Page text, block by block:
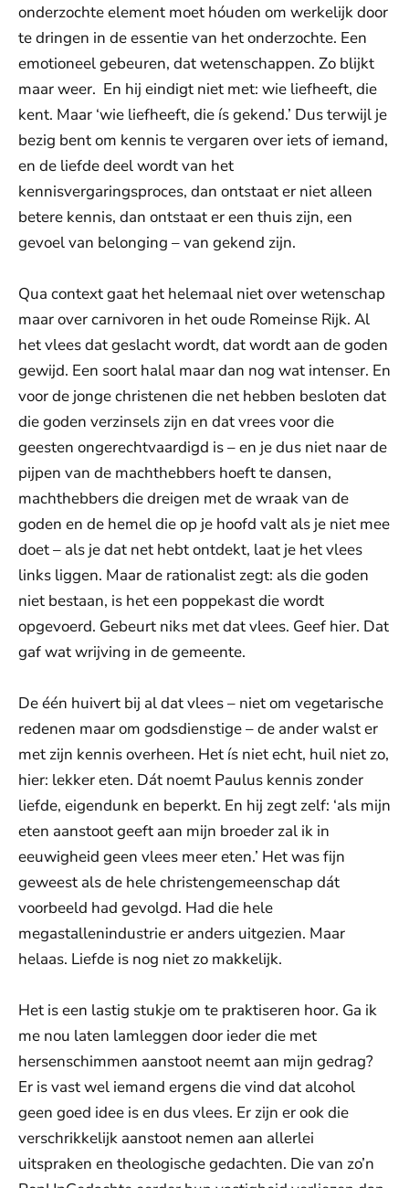
onderzochte element moet hóuden om werkelijk door
te dringen in de essentie van het onderzochte. Een
emotioneel gebeuren, dat wetenschappen. Zo blijkt
maar weer. En hij eindigt niet met: wie liefheeft, die
kent. Maar ‘wie liefheeft, die ís gekend.’ Dus terwijl je
bezig bent om kennis te vergaren over iets of iemand,
en de liefde deel wordt van het
kennisvergaringsproces, dan ontstaat er niet alleen
betere kennis, dan ontstaat er een thuis zijn, een
gevoel van belonging – van gekend zijn.
Qua context gaat het helemaal niet over wetenschap
maar over carnivoren in het oude Romeinse Rijk. Al
het vlees dat geslacht wordt, dat wordt aan de goden
gewijd. Een soort halal maar dan nog wat intenser. En
voor de jonge christenen die net hebben besloten dat
die goden verzinsels zijn en dat vrees voor die
geesten ongerechtvaardigd is – en je dus niet naar de
pijpen van de machthebbers hoeft te dansen,
machthebbers die dreigen met de wraak van de
goden en de hemel die op je hoofd valt als je niet mee
doet – als je dat net hebt ontdekt, laat je het vlees
links liggen. Maar de rationalist zegt: als die goden
niet bestaan, is het een poppekast die wordt
opgevoerd. Gebeurt niks met dat vlees. Geef hier. Dat
gaf wat wrijving in de gemeente.
De één huivert bij al dat vlees – niet om vegetarische
redenen maar om godsdienstige – de ander walst er
met zijn kennis overheen. Het ís niet echt, huil niet zo,
hier: lekker eten. Dát noemt Paulus kennis zonder
liefde, eigendunk en beperkt. En hij zegt zelf: ‘als mijn
eten aanstoot geeft aan mijn broeder zal ik in
eeuwigheid geen vlees meer eten.’ Het was fijn
geweest als de hele christengemeenschap dát
voorbeeld had gevolgd. Had die hele
megastallenindustrie er anders uitgezien. Maar
helaas. Liefde is nog niet zo makkelijk.
Het is een lastig stukje om te praktiseren hoor. Ga ik
me nou laten lamleggen door ieder die met
hersenschimmen aanstoot neemt aan mijn gedrag?
Er is vast wel iemand ergens die vind dat alcohol
geen goed idee is en dus vlees. Er zijn er ook die
verschrikkelijk aanstoot nemen aan allerlei
uitspraken en theologische gedachten. Die van zo’n